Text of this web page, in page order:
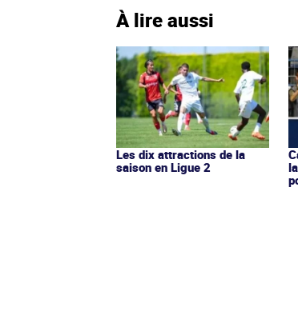
À lire aussi
Les dix attractions de la
saison en Ligue 2